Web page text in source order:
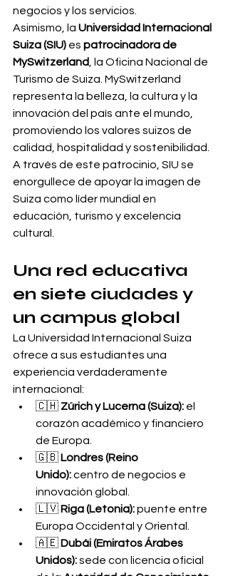
negocios y los servicios.
Asimismo, la Universidad Internacional
Suiza (SIU) es patrocinadora de
MySwitzerland
, la Oficina Nacional de
Turismo de Suiza. MySwitzerland
representa la belleza, la cultura y la
innovación del país ante el mundo,
promoviendo los valores suizos de
calidad, hospitalidad y sostenibilidad.
A través de este patrocinio, SIU se
enorgullece de apoyar la imagen de
Suiza como líder mundial en
educación, turismo y excelencia
cultural.
Una red educativa
en siete ciudades y
un campus global
La Universidad Internacional Suiza
ofrece a sus estudiantes una
experiencia verdaderamente
internacional:
🇨🇭 Zúrich y Lucerna (Suiza): el
corazón académico y financiero
de Europa.
🇬🇧 Londres (Reino
Unido): centro de negocios e
innovación global.
🇱🇻 Riga (Letonia): puente entre
Europa Occidental y Oriental.
🇦🇪 Dubái (Emiratos Árabes
Unidos): sede con licencia oficial